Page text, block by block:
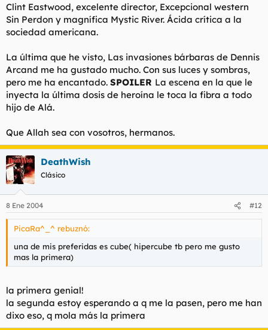
Clint Eastwood, excelente director, Excepcional western
Sin Perdon y magnífica Mystic River. Ácida crítica a la
sociedad americana.
La última que he visto, Las invasiones bárbaras de Dennis
Arcand me ha gustado mucho. Con sus luces y sombras,
pero me ha encantado. SPOILER La escena en la que le
inyecta la última dosis de heroína le toca la fibra a todo
hijo de Alá.
Que Allah sea con vosotros, hermanos.
DeathWish
Clásico
8 Ene 2004 #12
PicaRa^_^ rebuznó:
una de mis preferidas es cube( hipercube tb pero me gusto
mas la primera)
la primera genial!
la segunda estoy esperando a q me la pasen, pero me han
dixo eso, q mola más la primera